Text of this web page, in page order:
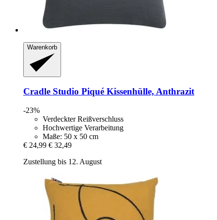
Warenkorb
Cradle Studio Piqué Kissenhülle, Anthrazit
-23%
Verdeckter Reißverschluss
Hochwertige Verarbeitung
Maße: 50 x 50 cm
€ 24,99 € 32,49
Zustellung bis 12. August